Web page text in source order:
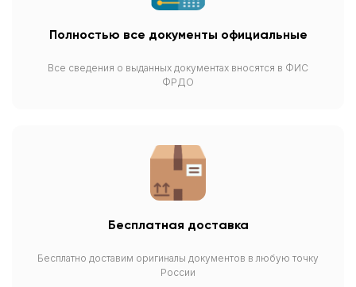
Полностью все документы официальные
Все сведения о выданных документах вносятся в ФИС
ФРДО
Бесплатная доставка
Бесплатно доставим оригиналы документов в любую точку
России